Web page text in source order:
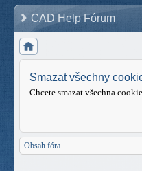
CAD Help Fórum
Smazat všechny
Chcete smazat všechna
Obsah fóra